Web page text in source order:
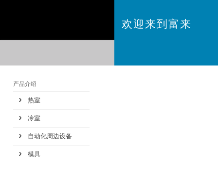
欢迎来到富来
产品介绍
热室
冷室
自动化周边设备
模具